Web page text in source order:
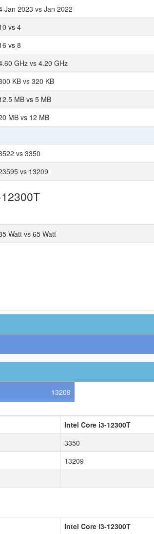
Jan 2023 vs Jan 2022
vs 4
vs 8
GHz vs 4.20 GHz
KB vs 320 KB
MB vs 5 MB
MB vs 12 MB
vs 3350
vs 13209
Watt vs 65 Watt
13209
Intel Core i3-12300T
3350
13209
Intel Core i3-12300T